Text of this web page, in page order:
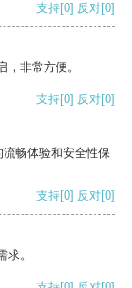
支持[0] 反对[0]
非常方便。
支持[0] 反对[0]
畅体验和安全性保
支持[0] 反对[0]
。